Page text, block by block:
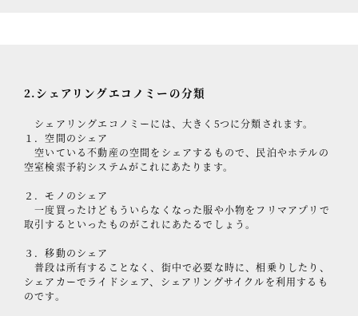
2.シェアリングエコノミーの分類
シェアリングエコノミーには、大きく5つに分類されます。
１．空間のシェア
空いている不動産の空間をシェアするもので、民泊やホテルの
空室検索予約システムがこれにあたります。
２．モノのシェア
一度買ったけどもういらなくなった服や小物をフリマアプリで
取引するといったものがこれにあたるでしょう。
３．移動のシェア
普段は所有することなく、街中で必要な時に、相乗りしたり、
シェアカーでライドシェア、シェアリングサイクルを利用するも
のです。